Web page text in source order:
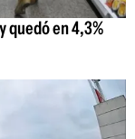
quedó en 4,3%